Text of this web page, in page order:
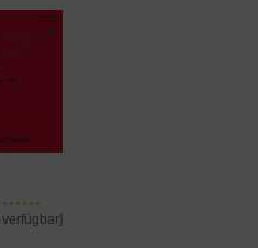
verfügbar]